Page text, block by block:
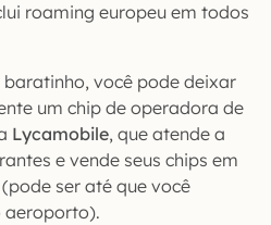
roaming europeu em todos
você pode deixar
um chip de operadora de
Lycamobile, que atende a
e vende seus chips em
ser até que você
aeroporto).